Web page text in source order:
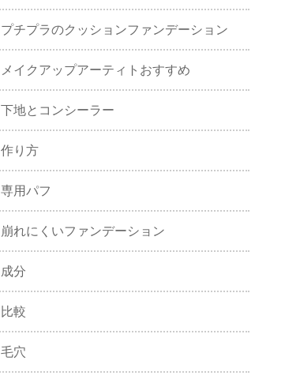
プチプラのクッションファンデーション
メイクアップアーティトおすすめ
下地とコンシーラー
作り方
専用パフ
崩れにくいファンデーション
成分
比較
毛穴